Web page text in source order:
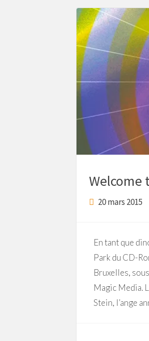
Welcome
20 mars 2015
En tant que
Park du CD-
Bruxelles,
Magic Media.
Stein, l’ange